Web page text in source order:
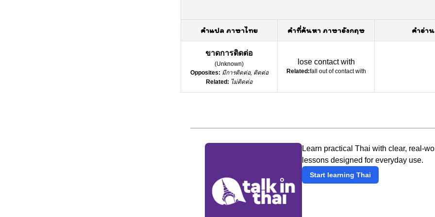
คำแปล ภาษาไทย คำที่ค้นหา ภาษาอังกฤษ คำอ่าน
ขาดการติดต่อ
(Unknown)
Opposites: มีการติดต่อ, ติดต่อ
Related: ไม่ติดต่อ
lose contact with
Related:fall out of contact with
Learn practical Thai with clear, real-
lessons designed for everyday use.
Start learning Thai